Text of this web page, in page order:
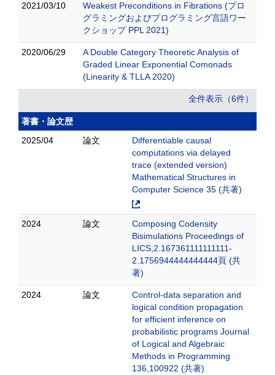
2021/03/10
Weakest Preconditions in Fibrations (プロ
グラミングおよびプログラミング言語ワー
クショップ PPL 2021)
2020/06/29
A Double Category Theoretic Analysis of
Graded Linear Exponential Comonads
(Linearity & TLLA 2020)
全件表示（6件）
著書・論文歴
2025/04
論文
Differentiable causal
computations via delayed
trace (extended version)
Mathematical Structures in
Computer Science 35 (共著)
2024 論文
Composing Codensity
Bisimulations Proceedings of
LICS,2.167361111111111-
2.1756944444444444頁 (共
著)
2024 論文
Control-data separation and
logical condition propagation
for efficient inference on
probabilistic programs Journal
of Logical and Algebraic
Methods in Programming
136,100922 (共著)